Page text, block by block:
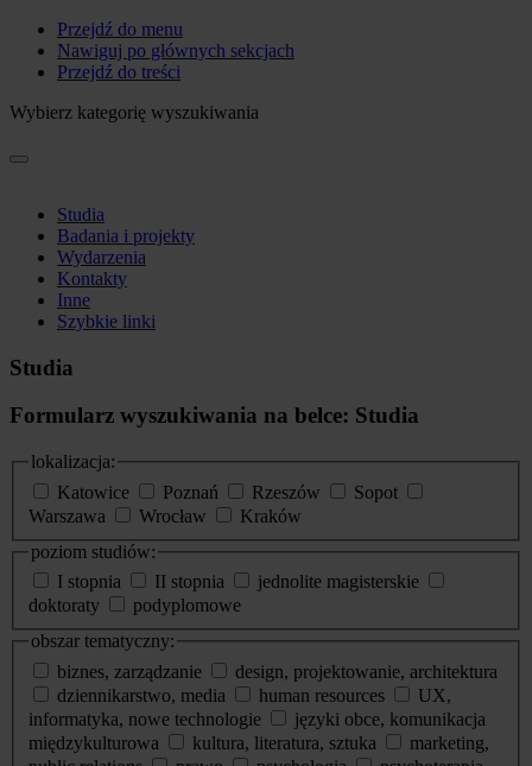
Przejdź do menu
Nawiguj po głównych sekcjach
Przejdź do treści
Wybierz kategorię wyszukiwania
Studia
Badania i projekty
Wydarzenia
Kontakty
Inne
Szybkie linki
Studia
Formularz wyszukiwania na belce: Studia
lokalizacja:
Katowice
Poznań Rzeszów
Sopot
Warszawa
Wrocław
Kraków
poziom studiów:
I stopnia
II stopnia
jednolite magisterskie
doktoraty
podyplomowe
obszar tematyczny:
biznes, zarządzanie
design, projektowanie, architektura
dziennikarstwo, media
human resources
UX,
informatyka, nowe technologie
języki obce, komunikacja
międzykulturowa
kultura, literatura, sztuka
marketing,